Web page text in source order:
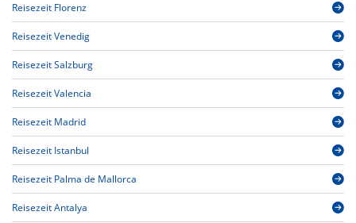
Reisezeit Florenz
Reisezeit Venedig
Reisezeit Salzburg
Reisezeit Valencia
Reisezeit Madrid
Reisezeit Istanbul
Reisezeit Palma de Mallorca
Reisezeit Antalya